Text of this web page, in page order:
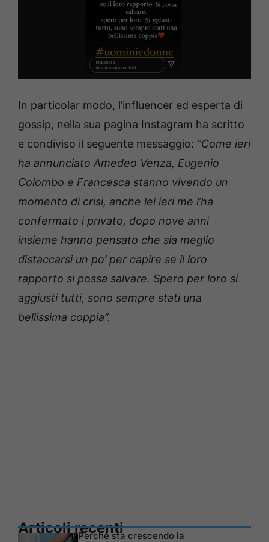
In particolar modo, l’influencer ed esperta di
gossip, nella sua pagina Instagram ha scritto
e condiviso il seguente messaggio: “Come ieri
ha annunciato Amedeo Venza, Eugenio
Colombo e Francesca stanno vivendo un
momento di crisi, anche lei ieri me l’ha
confermato i privato, dopo nove anni
insieme hanno pensato che sia meglio
distaccarsi un po’ per capire se il loro
rapporto si possa salvare. Spero per loro si
aggiusti tutti, sono sempre stati una
bellissima coppia”.
Articoli recentiPerché sta crescendo la